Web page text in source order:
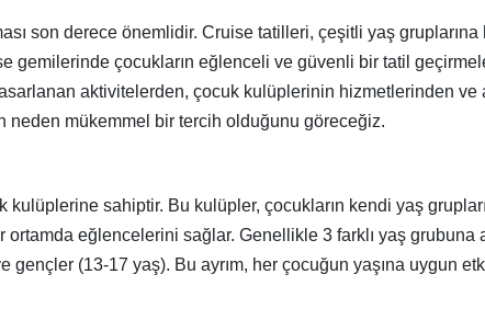
son derece önemlidir. Cruise tatilleri, çeşitli yaş
gemilerinde çocukların eğlenceli ve güvenli bir tatil
aktivitelerden, çocuk kulüplerinin hizmetlerinden ve
neden mükemmel bir tercih olduğunu göreceğiz.
sahiptir. Bu kulüpler, çocukların kendi yaş
eğlencelerini sağlar. Genellikle 3 farklı yaş grubuna
(13-17 yaş). Bu ayrım, her çocuğun yaşına uygun